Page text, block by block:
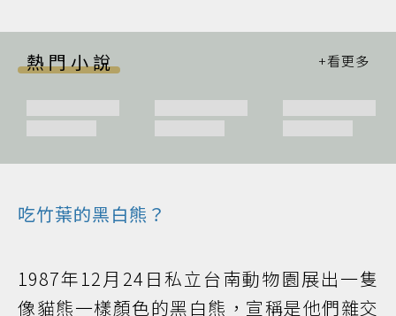
熱門小說
吃竹葉的黑白熊？
1987年12月24日私立台南動物園展出一隻
像貓熊一樣顏色的黑白熊，宣稱是他們雜交